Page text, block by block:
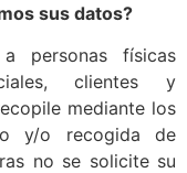
sus datos?
personas físicas
clientes y
mediante los
y/o recogida de
no se solicite su